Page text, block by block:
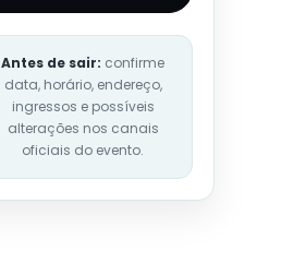
Antes de sair: confirme
data, horário, endereço,
ingressos e possíveis
alterações nos canais
oficiais do evento.